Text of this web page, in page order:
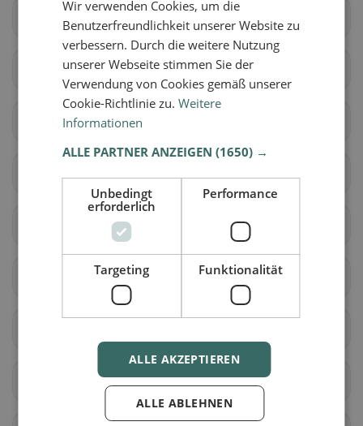
Bargen (BE)
Grossaffoltern Kallnach
Kappelen
Rapperswil (BE) Schüpfen
Aarwangen
Busswil bei Melchnau
Wir verwenden Cookies, um die
Benutzerfreundlichkeit unserer Website zu
verbessern. Durch die weitere Nutzung
unserer Webseite stimmen Sie der
Verwendung von Cookies gemäß unserer
Cookie-Richtlinie zu.Weitere
Informationen
ALLE PARTNER ANZEIGEN(1650) →
Unbedingt
erforderlich
Performance
Targeting Funktionalität
ALLE AKZEPTIEREN
ALLE ABLEHNEN